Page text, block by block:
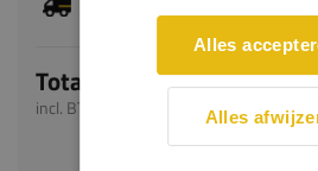
bedraagt 1-3 werkdagen
Totaal
incl. BTW
Alles
Alles